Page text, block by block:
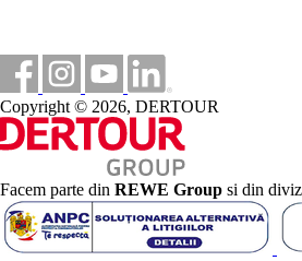
Piscine
Sezlonguri si umbrele gratuite la
Bar langa piscina
Galerie foto
Copyright © 2026, DERTOUR
Facem parte din REWE Group si din